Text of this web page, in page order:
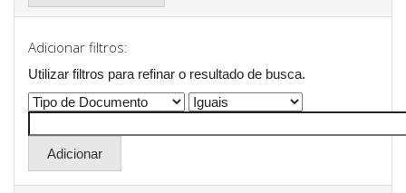
Adicionar filtros:
Utilizar filtros para refinar o resultado de busca.